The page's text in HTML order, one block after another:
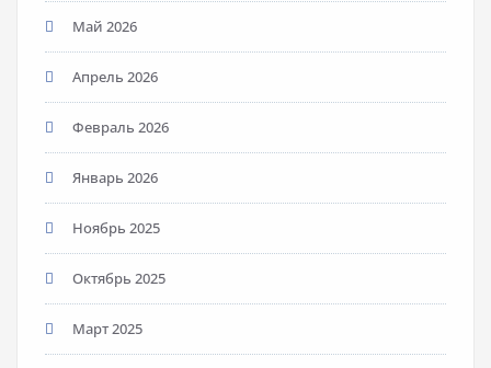
Май 2026
Апрель 2026
Февраль 2026
Январь 2026
Ноябрь 2025
Октябрь 2025
Март 2025